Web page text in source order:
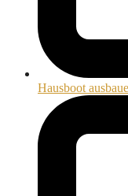
Hausboot